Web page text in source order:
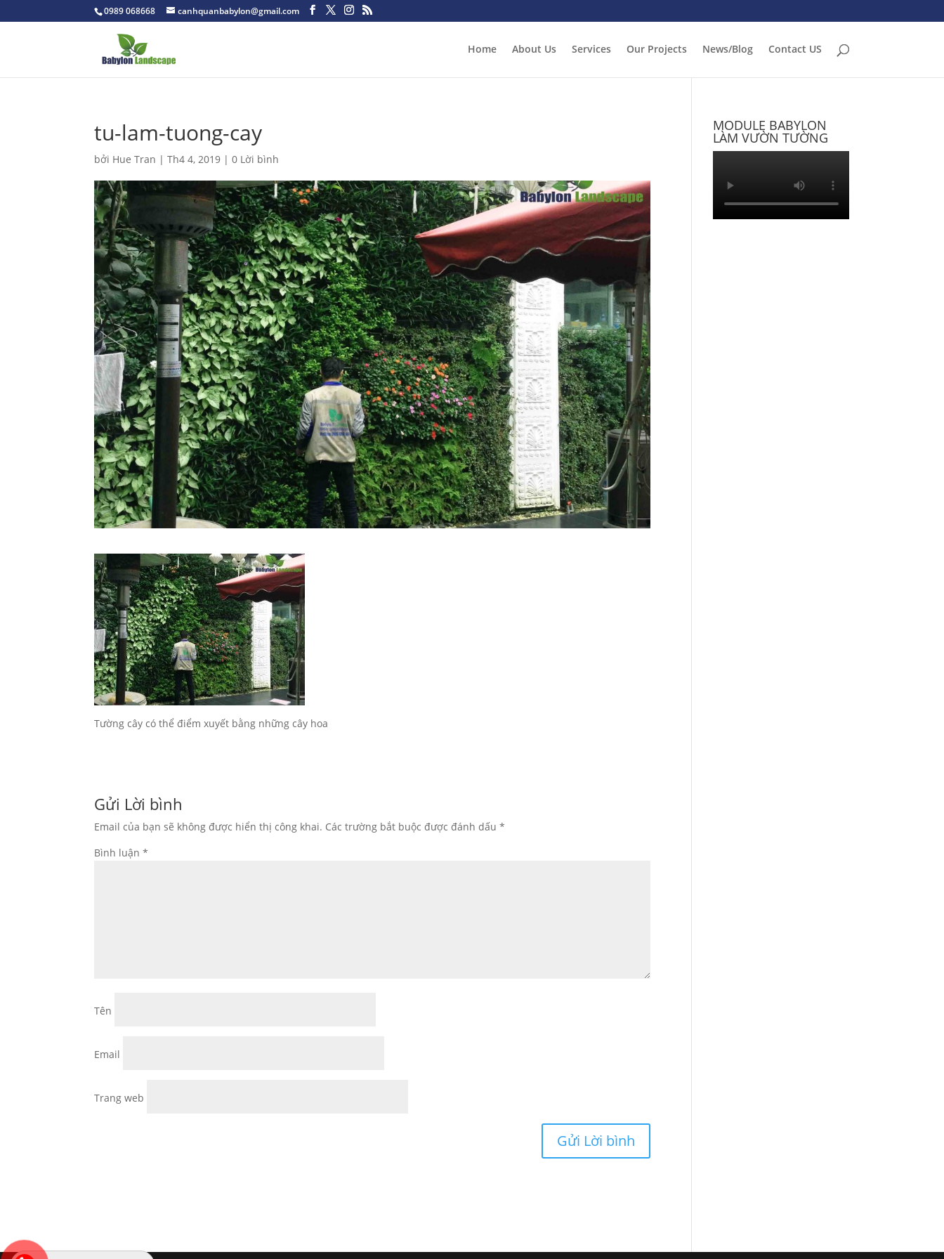
0989 068668 canhquanbabylon@gmail.com
Home About Us Services Our Projects News/Blog Contact US
tu-lam-tuong-cay
bởi Hue Tran |Th4 4, 2019 |0 Lời bình
Tường cây có thể điểm xuyết bằng những cây hoa
Gửi Lời bình
Email của bạn sẽ không được hiển thị công khai. Các trường bắt buộc được đánh dấu*
Bình luận*
Tên
Email
Trang web
MODULE BABYLON
LÀM VƯỜN TƯỜNG